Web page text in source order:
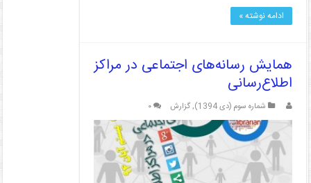
ادامه نوشته »
همایش رسانه‌های اجتماعی در مراکز
اطلاع‌رسانی
شماره سوم (دی 1394) ,گزارش ۰